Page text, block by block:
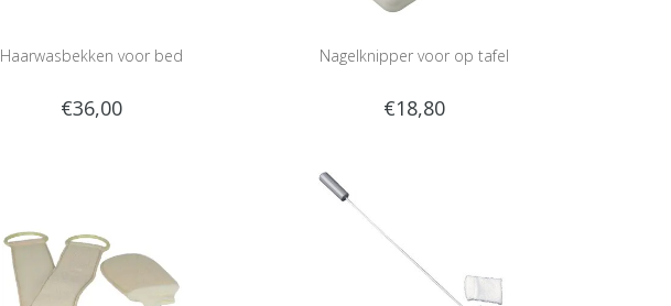
Haarwasbekken voor bed
€36,00
Nagelknipper voor op tafel
€18,80